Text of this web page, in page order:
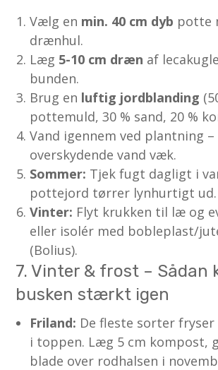
Vælg en min. 40 cm dyb potte
drænhul.
Læg 5-10 cm dræn af
bunden.
Brug en luftig jordblanding
pottemuld, 30 % sand, 20 %
Vand igennem ved plantning
overskydende vand væk.
Sommer: Tjek fugt dagligt i
pottejord tørrer lynhurtigt ud.
Vinter: Flyt krukken til læ og
eller isolér med bobleplast/
(Bolius).
7. Vinter & frost – Sådan
busken stærkt igen
Friland: De fleste sorter
i toppen. Læg 5 cm kompost,
blade over rodhalsen i